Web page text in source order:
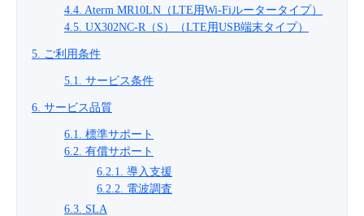
4.4. Aterm MR10LN（LTE用Wi-Fiルータータイプ）
4.5. UX302NC-R（S）（LTE用USB端末タイプ）
5. ご利用条件
5.1. サービス条件
6. サービス品質
6.1. 標準サポート
6.2. 有償サポート
6.2.1. 導入支援
6.2.2. 電波調査
6.3. SLA